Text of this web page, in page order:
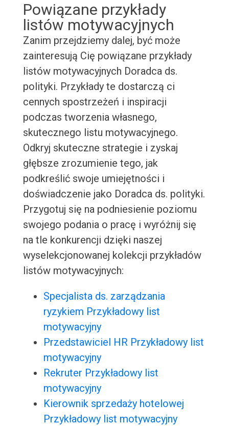
Powiązane przykłady
listów motywacyjnych
Zanim przejdziemy dalej, być może
zainteresują Cię powiązane przykłady
listów motywacyjnych Doradca ds.
polityki. Przykłady te dostarczą ci
cennych spostrzeżeń i inspiracji
podczas tworzenia własnego,
skutecznego listu motywacyjnego.
Odkryj skuteczne strategie i zyskaj
głębsze zrozumienie tego, jak
podkreślić swoje umiejętności i
doświadczenie jako Doradca ds. polityki.
Przygotuj się na podniesienie poziomu
swojego podania o pracę i wyróżnij się
na tle konkurencji dzięki naszej
wyselekcjonowanej kolekcji przykładów
listów motywacyjnych:
Specjalista ds. zarządzania
ryzykiem Przykładowy list
motywacyjny
Przedstawiciel HR Przykładowy list
motywacyjny
Rekruter Przykładowy list
motywacyjny
Kierownik sprzedaży hotelowej
Przykładowy list motywacyjny